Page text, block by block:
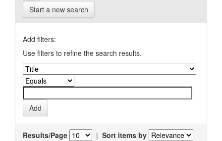
Start a new search
Add filters:
Use filters to refine the search results.
Results/Page | Sort items by